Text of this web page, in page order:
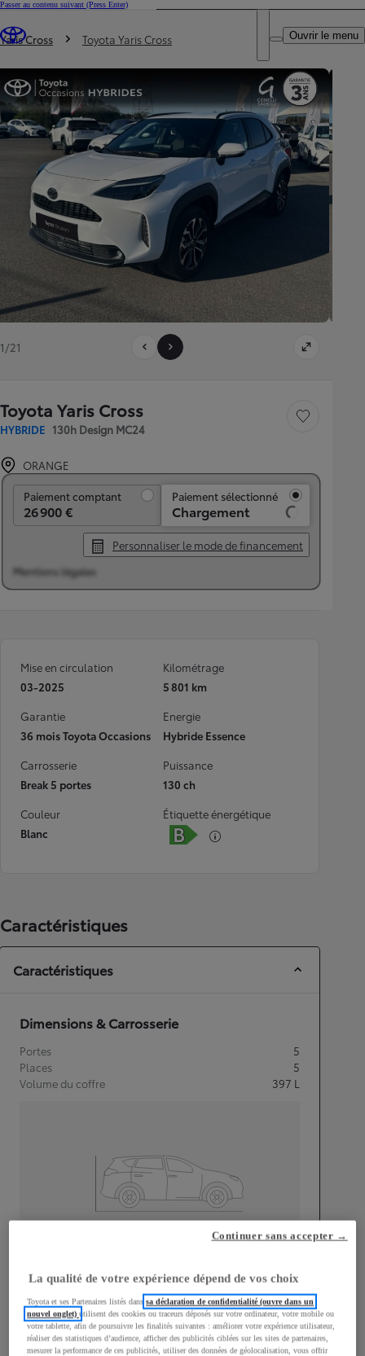
Passer au contenu suivant (Press Enter)
Trouvez un partenaire Toyota
DEALER NAME
Ouvrir le menu
Vous êtes ici
Yaris Cross Toyota Yaris Cross
1/21
Toyota Yaris Cross
HYBRIDE 130h Design MC24
Sauvegarder le
ORANGE
Paiement comptant
26 900 €
Paiement sélectionné
Chargement
Personnaliser le mode de financement
Mentions légales
Mise en circulation
03-2025
Kilométrage
5 801 km
Garantie
36 mois Toyota Occasions
Energie
Hybride Essence
Carrosserie
Break 5 portes
Puissance
130 ch
Couleur
Blanc
Étiquette énergétique
Caractéristiques
Caractéristiques
Dimensions & Carrosserie
Portes
5
Places
5
Volume du coffre
397 L
La qualité de votre expérience dépend de vos choix
Toyota et ses Partenaires listés danssa déclaration de confidentialité (ouvre dans un
nouvel onglet)utilisent des cookies ou traceurs déposés sur votre ordinateur, votre mobile ou
votre tablette, afin de poursuivre les finalités suivantes : améliorer votre expérience utilisateur,
réaliser des statistiques d’audience, afficher des publicités ciblées sur les sites de partenaires,
mesurer la performance de ces publicités, utiliser des données de géolocalisation, vous offrir
Continuer sans accepter →